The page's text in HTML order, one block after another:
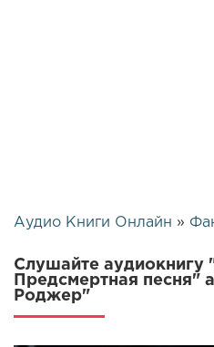
Аудио Книги Онлайн »
Слушайте
Предсмертная песня"
Роджер"